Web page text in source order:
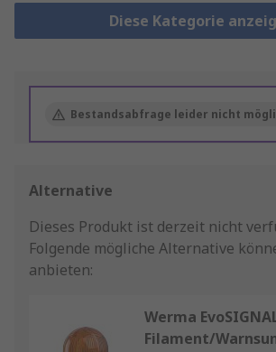
Diese Kategorie
Bestandsabfrage leider nicht
Alternative
Dieses Produkt ist derzeit nicht
Folgende mögliche Alternative
anbieten:
Werma
Filament/